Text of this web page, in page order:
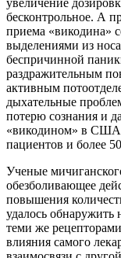
увеличение
бесконтрольное. А
приема «викодина»
выделениями из
беспричинной
раздражительным
активным
дыхательные
потерю сознания и
«викодином» в США
пациентов и более
Ученые
обезболивающее
повышения
удалось обнаружить
теми же
влияния самого